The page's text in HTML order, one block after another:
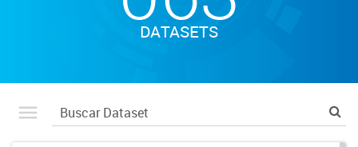
DATASETS